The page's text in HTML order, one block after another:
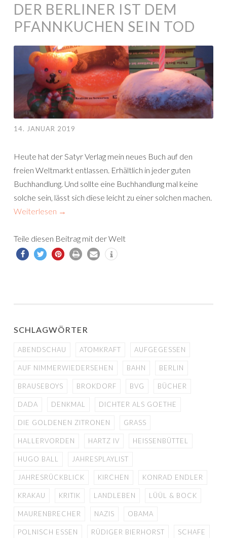
DER BERLINER IST DEM
PFANNKUCHEN SEIN TOD
14. JANUAR 2019
Heute hat der Satyr Verlag mein neues Buch auf den
freien Weltmarkt entlassen. Erhältlich in jeder guten
Buchhandlung. Und sollte eine Buchhandlung mal keine
solche sein, lässt sich diese leicht zu einer solchen machen.
Weiterlesen →
Teile diesen Beitrag mit der Welt
SCHLAGWÖRTER
ABENDSCHAU ATOMKRAFT AUFGEGESSEN
AUF NIMMERWIEDERSEHEN BAHN BERLIN
BRAUSEBOYS BROKDORF BVG BÜCHER
DADA DENKMAL DICHTER ALS GOETHE
DIE GOLDENEN ZITRONEN GRASS
HALLERVORDEN HARTZ IV HEISSENBÜTTEL
HUGO BALL JAHRESPLAYLIST
JAHRESRÜCKBLICK KIRCHEN KONRAD ENDLER
KRAKAU KRITIK LANDLEBEN LÜÜL & BOCK
MAURENBRECHER NAZIS OBAMA
POLNISCH ESSEN RÜDIGER BIERHORST SCHAFE